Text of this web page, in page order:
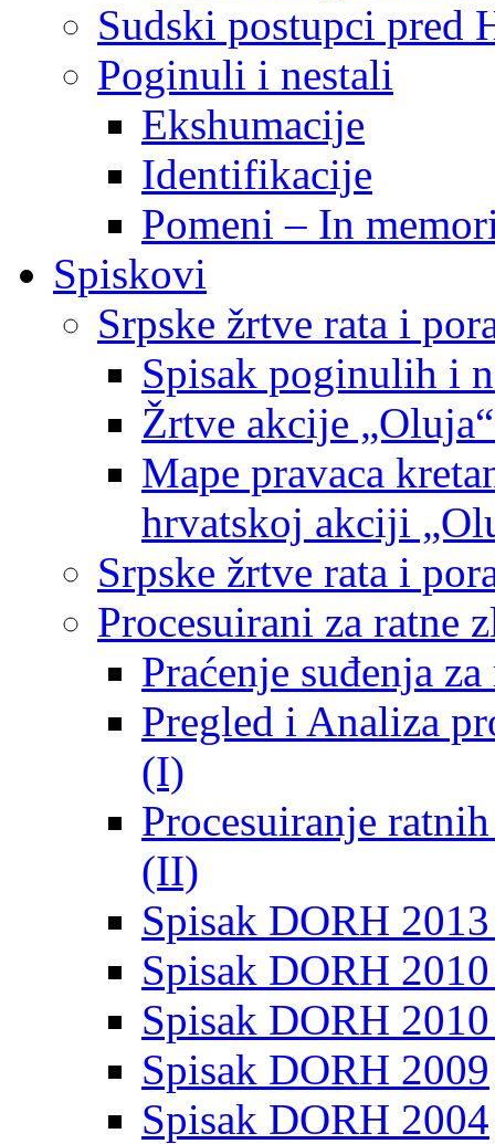
Sudski postupci pred
Poginuli i nestali
Ekshumacije
Identifikacije
Pomeni – In
Spiskovi
Srpske žrtve rata i
Spisak poginulih i
Žrtve akcije
Mape pravaca
hrvatskoj akciji
Srpske žrtve rata i
Procesuirani za ratne
Praćenje suđenja
Pregled i Analiza
(I)
Procesuiranje
(II)
Spisak DORH
Spisak DORH
Spisak DORH
Spisak DORH 2009
Spisak DORH 2004